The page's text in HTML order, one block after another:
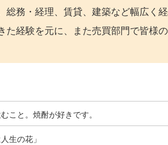
総務・経理、賃貸、建築など幅広く
た経験を元に、また売買部門で皆様
こと。焼酎が好きです。
生の花」